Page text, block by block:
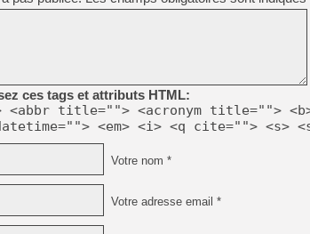
ces tags et attributs HTML:
title=""> <acronym title="">
<em> <i> <q cite=""> <s>
Votre nom *
Votre adresse email *